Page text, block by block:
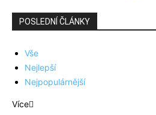
POSLEDNÍ ČLÁNKY
Vše
Nejlepší
Nejpopulárnější
Více